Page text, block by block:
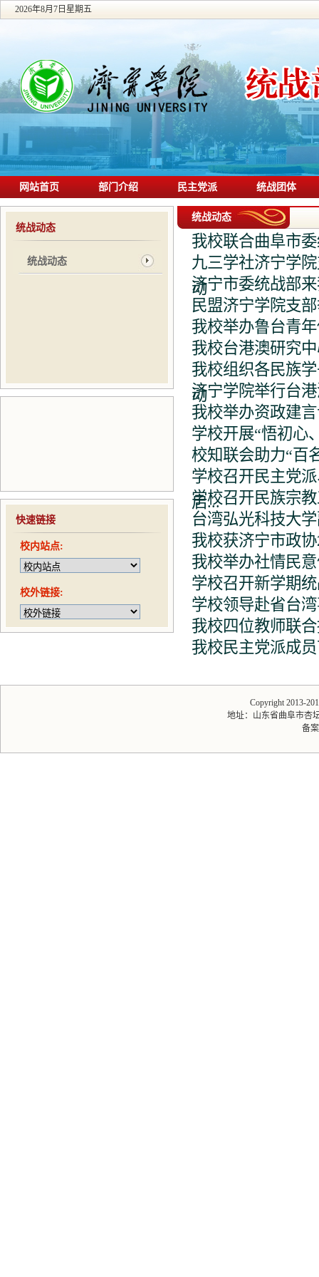
2026年8月7日星期五
网站首页 部门介绍 民主党派 统战团体
统战动态
统战动态
快速链接
校内站点:
校外链接:
统战动态
我校联合曲阜市
九三学社济宁学
动
济宁市委统战部
民盟济宁学院支
我校举办鲁台青
我校台港澳研究
我校组织各民族
动
济宁学院举行台
我校举办资政建
学校开展“悟初心
校知联会助力“百
学校召开民主党
启...
学校召开民族宗
台湾弘光科技大
我校获济宁市政
我校举办社情民
学校召开新学期
学校领导赴省台
我校四位教师联
我校民主党派成
Copyright 2013-
地址：山东省曲阜市杏
备